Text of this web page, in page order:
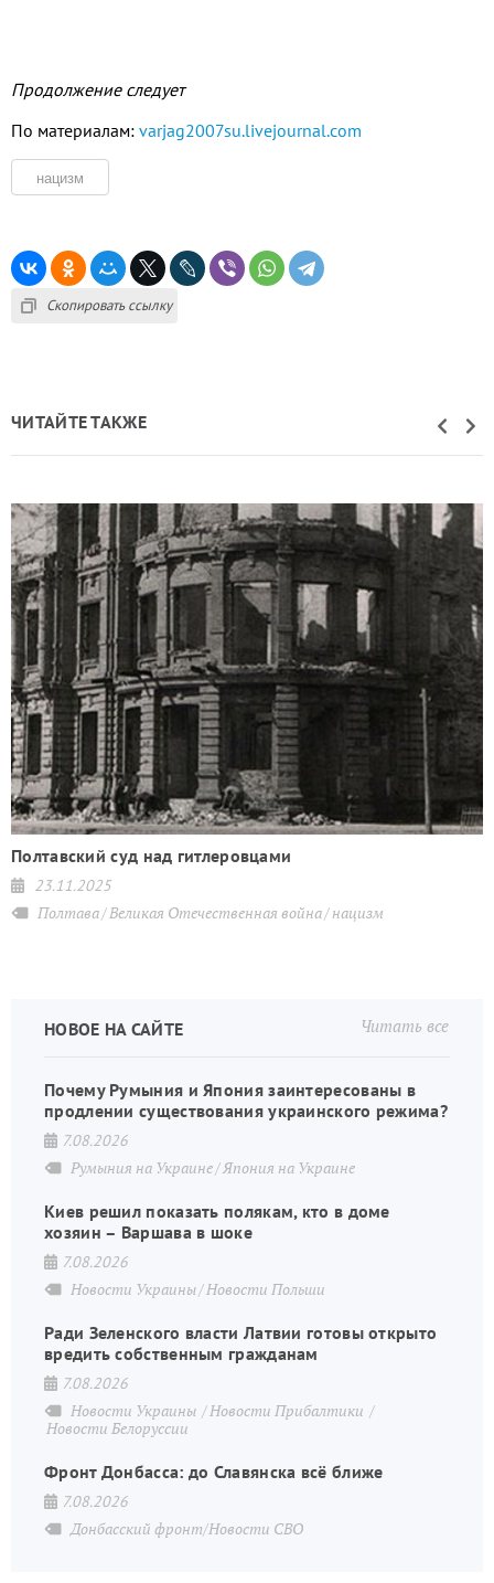
Продолжение следует
По материалам: varjag2007su.livejournal.com
нацизм
Скопировать ссылку
ЧИТАЙТЕ ТАКЖЕ
Полтавский суд над гитлеровцами
23.11.2025
Полтава Великая Отечественная война нацизм
Читать все
НОВОЕ НА САЙТЕ
Почему Румыния и Япония заинтересованы в
продлении существования украинского режима?
7.08.2026
Румыния на Украине Япония на Украине
Киев решил показать полякам, кто в доме
хозяин – Варшава в шоке
7.08.2026
Новости Украины Новости Польши
Ради Зеленского власти Латвии готовы открыто
вредить собственным гражданам
7.08.2026
Новости Украины
Новости Прибалтики
Новости Белоруссии
Фронт Донбасса: до Славянска всё ближе
7.08.2026
Донбасский фронт/Новости СВО